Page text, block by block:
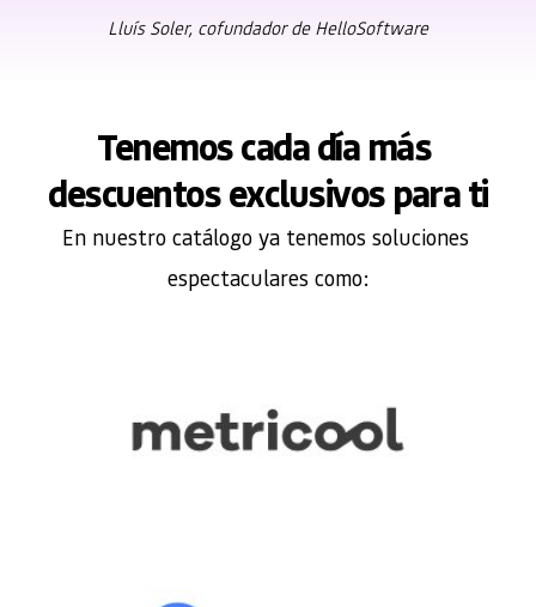
Lluís Soler, cofundador de HelloSoftware
Tenemos cada día más
descuentos exclusivos para ti
En nuestro catálogo ya tenemos soluciones
espectaculares como: